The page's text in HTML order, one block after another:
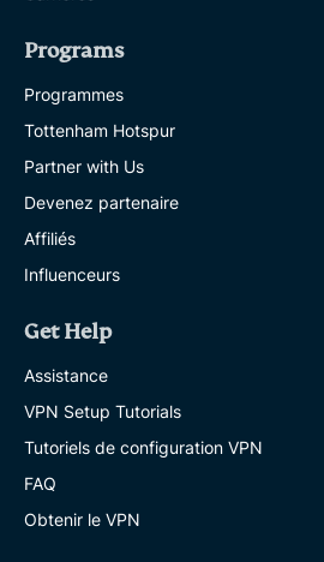
Programs
Programmes
Tottenham Hotspur
Partner with Us
Devenez partenaire
Affiliés
Influenceurs
Get Help
Assistance
VPN Setup Tutorials
Tutoriels de configuration VPN
FAQ
Obtenir le VPN